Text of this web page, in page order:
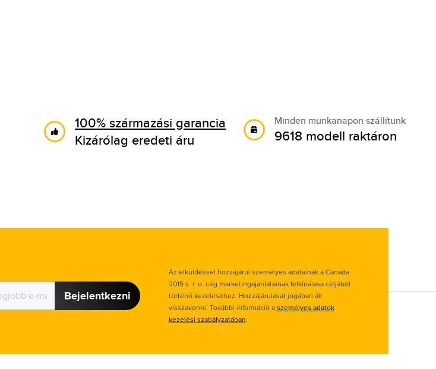
100% származási garancia
Kizárólag eredeti áru
Minden munkanapon szállítunk
9618 modell raktáron
Bejelentkezni
Az elküldéssel hozzájárul személyes adatainak a Canada
2015 s. r. o. cég marketingajánlatainak felkínálasa céljából
történő kezeléséhez. Hozzájárulását jogában áll
visszavonni. További információ aszemélyes adatok
kezelési szabályzatában.